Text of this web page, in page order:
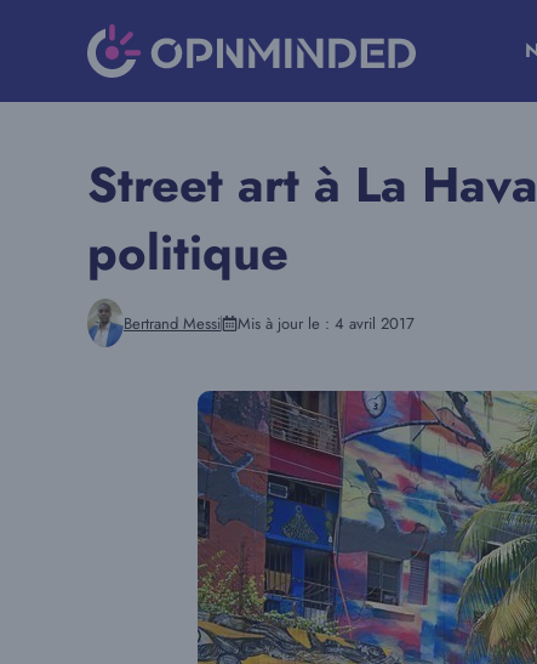
Street art à La
politique
Bertrand Messi Mis à jour le : 4 avril 2017